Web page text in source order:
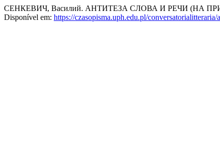
СЕНКЕВИЧ, Василий. АНТИТЕЗА СЛОВА И РЕЧИ (НА
Disponível em: https://czasopisma.uph.edu.pl/